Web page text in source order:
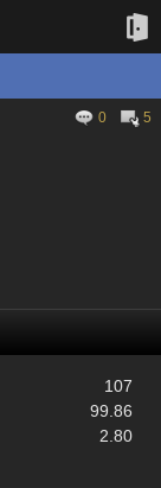
0
5
107
99.86
2.80